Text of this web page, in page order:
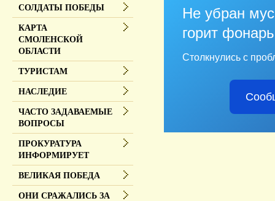
Не убран
горит
Столкнулись с
СОЛДАТЫ ПОБЕДЫ
КАРТА
СМОЛЕНСКОЙ
ОБЛАСТИ
ТУРИСТАМ
НАСЛЕДИЕ
ЧАСТО ЗАДАВАЕМЫЕ
ВОПРОСЫ
ПРОКУРАТУРА
ИНФОРМИРУЕТ
ВЕЛИКАЯ ПОБЕДА
ОНИ СРАЖАЛИСЬ ЗА